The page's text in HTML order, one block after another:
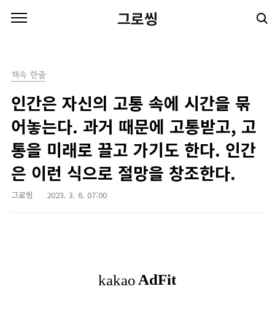
그로씽
책속 한줄
인간은 자신의 고통 속에 시간을 묶
어놓는다. 과거 때문에 고통받고, 고
통을 미래로 끌고 가기도 한다. 인간
은 이런 식으로 절망을 창조한다.
그로씽 2023. 3. 6. 07:00